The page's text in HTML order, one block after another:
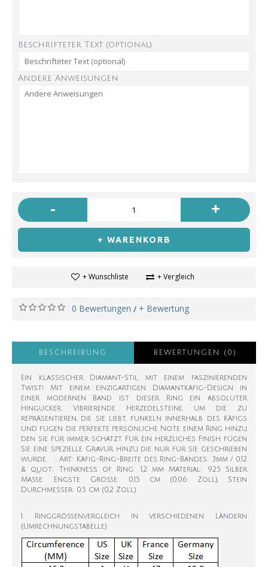
Beschrifteter Text (optional)
Andere Anweisungen
- +
+ WARENKORB
+ Wunschliste + Vergleich
0 Bewertungen / + Bewertung
BESCHREIBUNG BEWERTUNGEN (0)
Ein klassischer Diamant-Stil mit einem faszinierenden
Twist! Mit einem einzigartigen Diamantkäfig-Design in
einer modernen Band ist dieser Ring ein absoluter
Hingucker. Vibrierende Herzedelsteine, um die zu
repräsentieren, die sie liebt, funkeln innerhalb des Käfigs
und fügen die perfekte persönliche Note einem Ring hinzu,
den sie für immer schatzt. Für ein herzliches Finish fügen
Sie eine spezielle Gravur hinzu, die nur für sie geschrieben
wurde. ; Art: Käfig-Ring-Breite des Ring-Bandes: 3mm / 0.12
& quot; Thinkness of Ring: 1,2 mm Material: 925 Silber
Maße: Engste Größe: 0,15 cm (0,06 Zoll), Stein
Durchmesser: 0,5 cm (0,2 Zoll)
1. Ringgrößenvergleich in verschiedenen Ländern
(Umrechnungstabelle)